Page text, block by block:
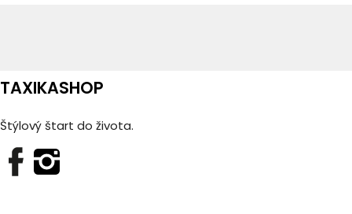
TAXIKASHOP
Štýlový štart do života.